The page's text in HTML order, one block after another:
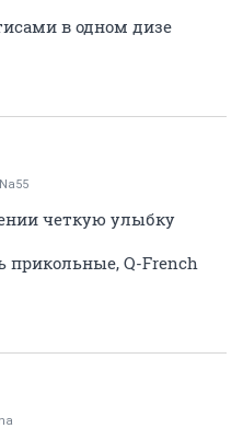
в одном дизе
четкую улыбку
Q-French